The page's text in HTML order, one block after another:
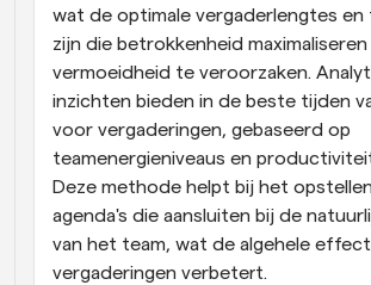
wat de optimale vergaderlengtes
zijn die betrokkenheid
vermoeidheid te veroorzaken.
inzichten bieden in de beste tijden
voor vergaderingen, gebaseerd op
teamenergieniveaus en
Deze methode helpt bij het
agenda's die aansluiten bij de
van het team, wat de algehele
vergaderingen verbetert.